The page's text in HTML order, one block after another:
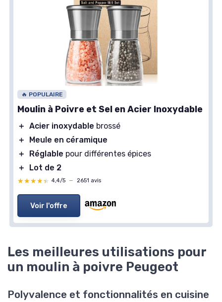
🔥 POPULAIRE
Moulin à Poivre et Sel en Acier Inoxydable
＋ Acier inoxydable brossé
＋
Meule en céramique
＋
Réglable pour différentes épices
＋
Lot de 2
★★★★★
★★★★★ 4,4/5 — 2651 avis
Voir l'offre
Les meilleures utilisations pour
un moulin à poivre Peugeot
Polyvalence et fonctionnalités en cuisine